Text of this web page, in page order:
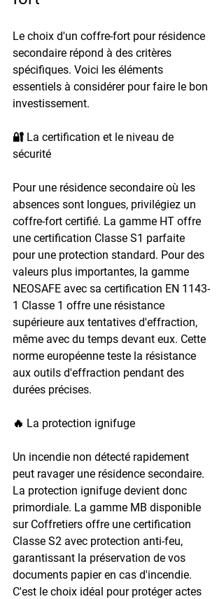
Le choix d'un coffre-fort pour résidence
secondaire répond à des critères
spécifiques. Voici les éléments
essentiels à considérer pour faire le bon
investissement.
🔐 La certification et le niveau de
sécurité
Pour une résidence secondaire où les
absences sont longues, privilégiez un
coffre-fort certifié. La gamme HT offre
une certification Classe S1 parfaite
pour une protection standard. Pour des
valeurs plus importantes, la gamme
NEOSAFE avec sa certification EN 1143-
1 Classe 1 offre une résistance
supérieure aux tentatives d'effraction,
même avec du temps devant eux. Cette
norme européenne teste la résistance
aux outils d'effraction pendant des
durées précises.
🔥 La protection ignifuge
Un incendie non détecté rapidement
peut ravager une résidence secondaire.
La protection ignifuge devient donc
primordiale. La gamme MB disponible
sur Coffretiers offre une certification
Classe S2 avec protection anti-feu,
garantissant la préservation de vos
documents papier en cas d'incendie.
C'est le choix idéal pour protéger actes